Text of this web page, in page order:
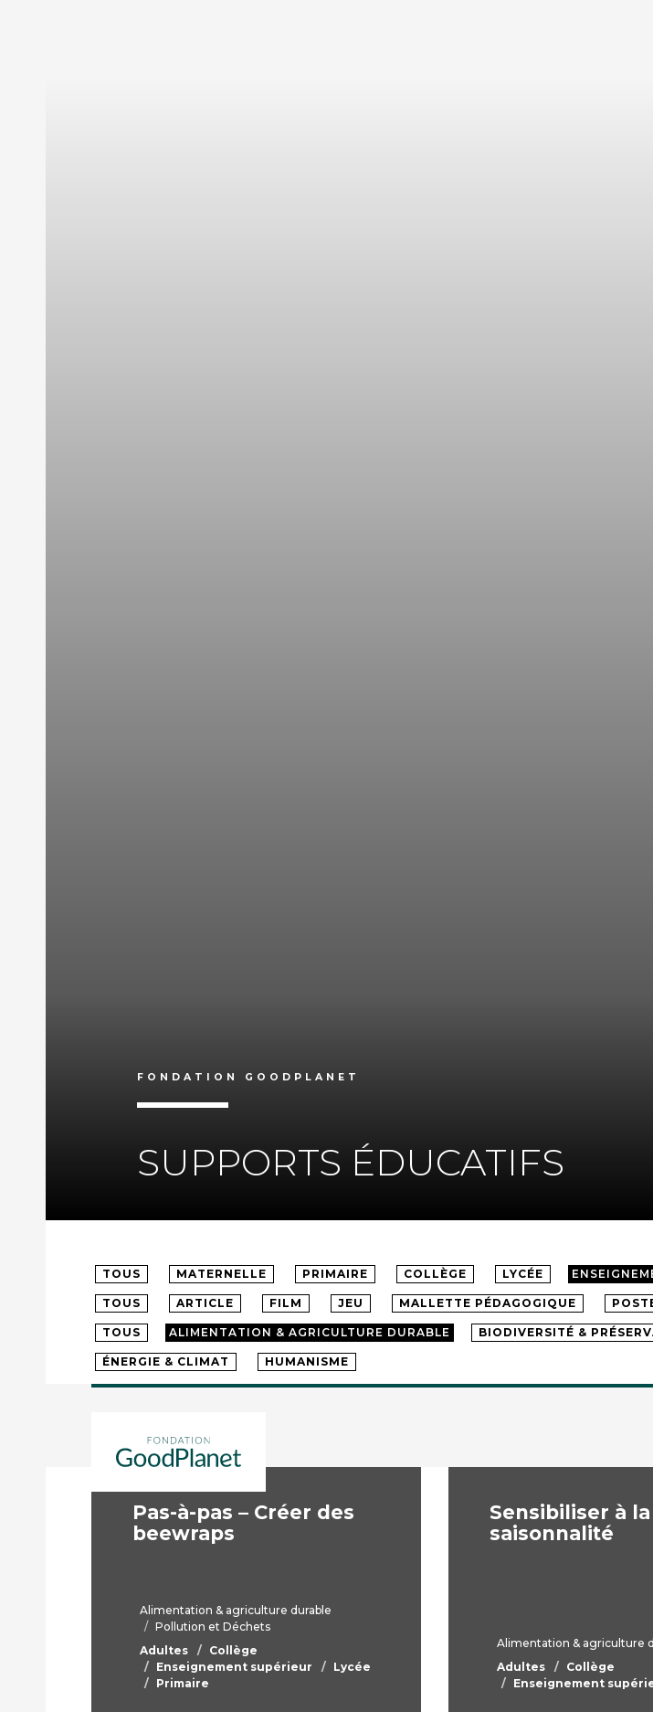
FONDATION GOODPLANET
SUPPORTS ÉDUCATIFS
TOUS MATERNELLE PRIMAIRE COLLÈGE LYCÉE
TOUS ARTICLE FILM JEU MALLETTE PÉDAGOGIQUE
TOUS ALIMENTATION & AGRICULTURE DURABLE BIODIVERSITÉ &
ÉNERGIE & CLIMAT HUMANISME
Pas-à-pas – Créer des
beewraps
Alimentation & agriculture durable
Pollution et Déchets
Adultes
Collège
Enseignement supérieur
Lycée
Primaire
Sensibiliser à la
saisonnalité
Alimentation & agriculture
Adultes
Collège
Enseignement